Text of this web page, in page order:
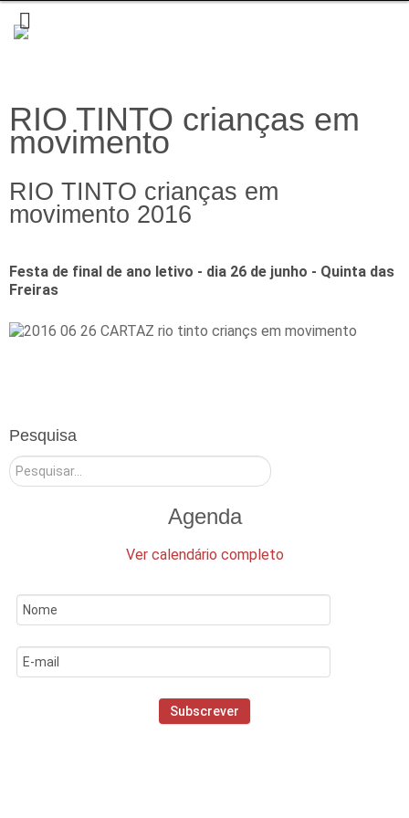
Pesquisa
Pesquisar
Agenda
Ver calendário completo
RIO TINTO crianças em
movimento
RIO TINTO crianças em
movimento 2016
Festa de final de ano letivo - dia 26 de junho - Quinta das
Freiras